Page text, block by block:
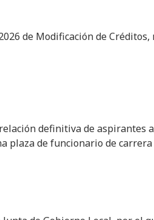
de Modificación de
definitiva de aspirantes
plaza de funcionario de